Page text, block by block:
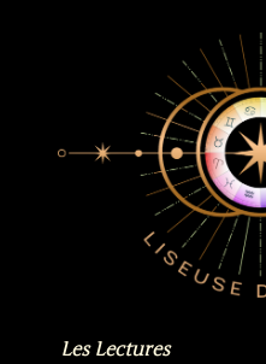
Les Lectures